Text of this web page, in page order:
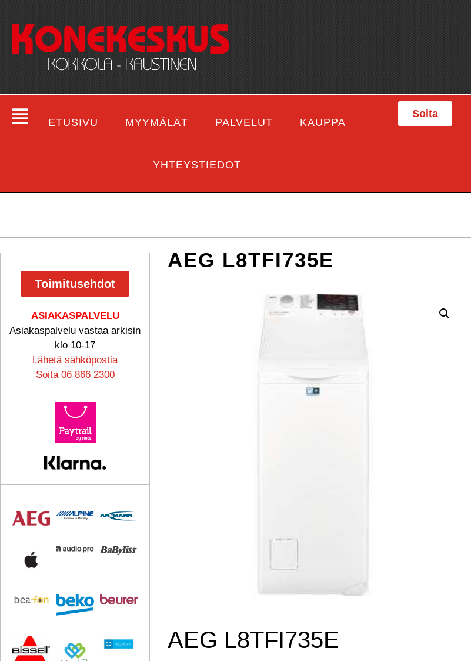
ETUSIVU MYYMÄLÄT PALVELUT KAUPPA
YHTEYSTIEDOT
Soita
Toimitusehdot
ASIAKASPALVELU
Asiakaspalvelu vastaa arkisin
klo 10-17
Lähetä sähköpostia
Soita 06 866 2300
AEG L8TFI735E
AEG L8TFI735E